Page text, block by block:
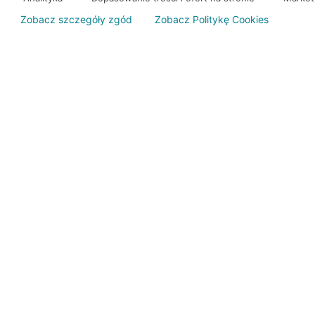
Zobacz szczegóły zgód Zobacz Politykę Cookies